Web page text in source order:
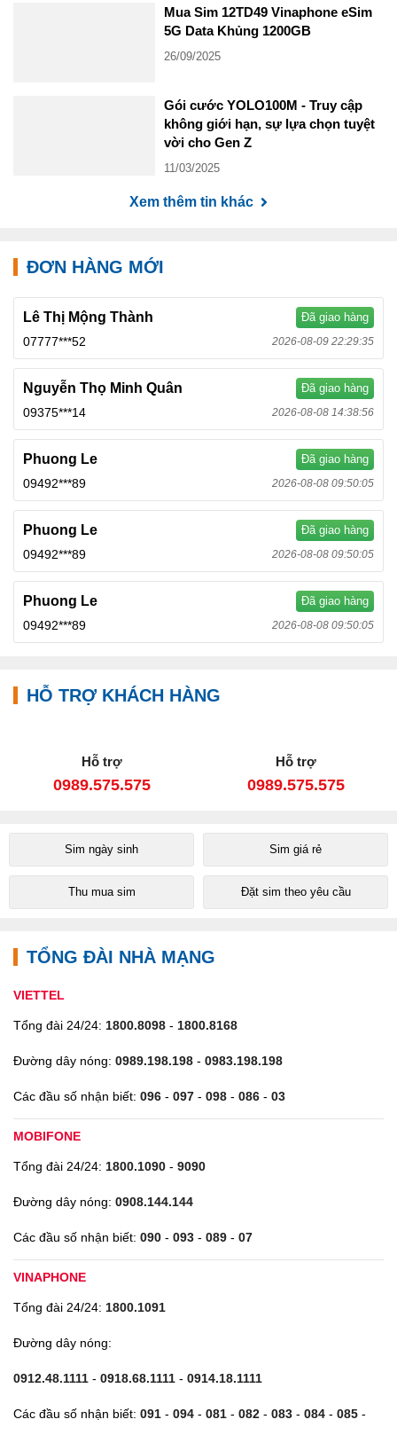
Mua Sim 12TD49 Vinaphone eSim
5G Data Khủng 1200GB
26/09/2025
Gói cước YOLO100M - Truy cập
không giới hạn, sự lựa chọn tuyệt
vời cho Gen Z
11/03/2025
Xem thêm tin khác
ĐƠN HÀNG MỚI
Lê Thị Mộng Thành Đã giao hàng
07777***52 2026-08-09 22:29:35
Nguyễn Thọ Minh Quân Đã giao hàng
09375***14 2026-08-08 14:38:56
Phuong Le Đã giao hàng
09492***89 2026-08-08 09:50:05
Phuong Le Đã giao hàng
09492***89 2026-08-08 09:50:05
Phuong Le Đã giao hàng
09492***89 2026-08-08 09:50:05
HỖ TRỢ KHÁCH HÀNG
Hỗ trợ
0989.575.575
Hỗ trợ
0989.575.575
Sim ngày sinh Sim giá rẻ
Thu mua sim Đặt sim theo yêu cầu
TỔNG ĐÀI NHÀ MẠNG
VIETTEL
Tổng đài 24/24: 1800.8098 - 1800.8168
Đường dây nóng: 0989.198.198 - 0983.198.198
Các đầu số nhận biết: 096 - 097 - 098 - 086 - 03
MOBIFONE
Tổng đài 24/24: 1800.1090 - 9090
Đường dây nóng: 0908.144.144
Các đầu số nhận biết: 090 - 093 - 089 - 07
VINAPHONE
Tổng đài 24/24: 1800.1091
Đường dây nóng:
0912.48.1111 - 0918.68.1111 - 0914.18.1111
Các đầu số nhận biết: 091 - 094 - 081 - 082 - 083 - 084 - 085 -